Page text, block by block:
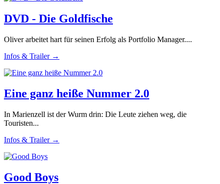
DVD - Die Goldfische
Oliver arbeitet hart für seinen Erfolg als Portfolio Manager....
Infos & Trailer →
Eine ganz heiße Nummer 2.0
In Marienzell ist der Wurm drin: Die Leute ziehen weg, die
Touristen...
Infos & Trailer →
Good Boys